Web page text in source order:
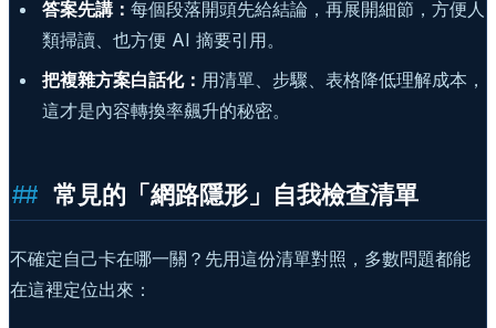
答案先講： 每個段落開頭先給結論，再展開細節，方便人
類掃讀、也方便 AI 摘要引用。
把複雜方案白話化： 用清單、步驟、表格降低理解成本，
這才是內容轉換率飆升的秘密。
常見的「網路隱形」自我檢查清單
不確定自己卡在哪一關？先用這份清單對照，多數問題都能
在這裡定位出來：